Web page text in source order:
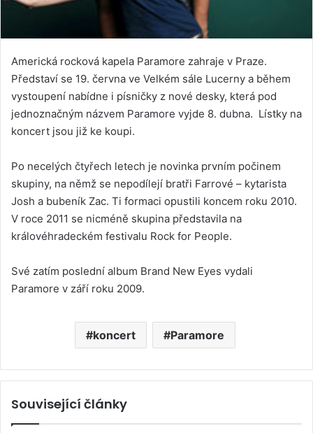
Americká rocková kapela Paramore zahraje v Praze.
Představí se 19. června ve Velkém sále Lucerny a během
vystoupení nabídne i písničky z nové desky, která pod
jednoznačným názvem Paramore vyjde 8. dubna. Lístky na
koncert jsou již ke koupi.
Po necelých čtyřech letech je novinka prvním počinem
skupiny, na němž se nepodílejí bratři Farrové – kytarista
Josh a bubeník Zac. Ti formaci opustili koncem roku 2010.
V roce 2011 se nicméně skupina představila na
královéhradeckém festivalu Rock for People.
Své zatím poslední album Brand New Eyes vydali
Paramore v září roku 2009.
koncert Paramore
Související články